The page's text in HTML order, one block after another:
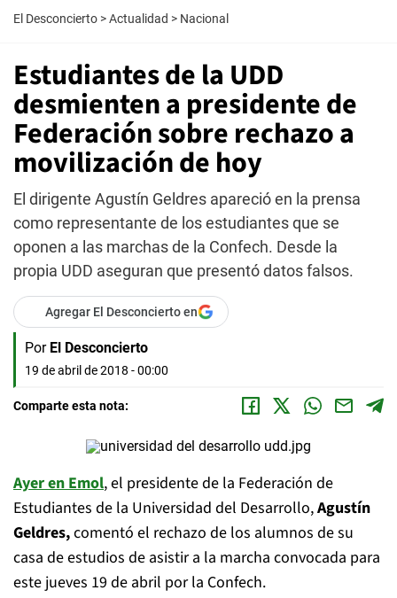
El Desconcierto >Actualidad > Nacional
Estudiantes de la UDD
desmienten a presidente de
Federación sobre rechazo a
movilización de hoy
El dirigente Agustín Geldres apareció en la prensa
como representante de los estudiantes que se
oponen a las marchas de la Confech. Desde la
propia UDD aseguran que presentó datos falsos.
Agregar El Desconcierto en
Por El Desconcierto
19 de abril de 2018 - 00:00
Comparte esta nota:
Ayer en Emol, el presidente de la Federación de
Estudiantes de la Universidad del Desarrollo,Agustín
Geldres,comentó el rechazo de los alumnos de su
casa de estudios de asistir a la marcha convocada para
este jueves 19 de abril por la Confech.